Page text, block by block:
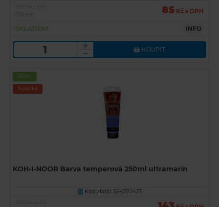
85 Kč s DPH
SKLADEM INFO
KOUPIT
Akční
Novinka
KOH-I-NOOR Barva temperová 250ml ultramarín
U Kód zboží: 55-07/2423